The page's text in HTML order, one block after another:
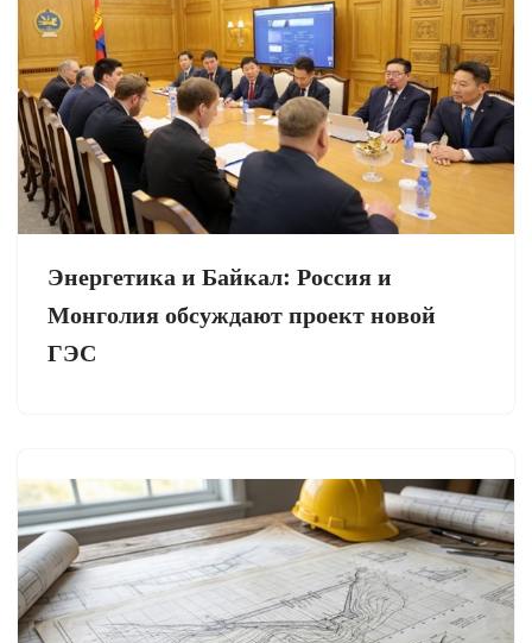
Энергетика и Байкал: Россия и
Монголия обсуждают проект новой
ГЭС